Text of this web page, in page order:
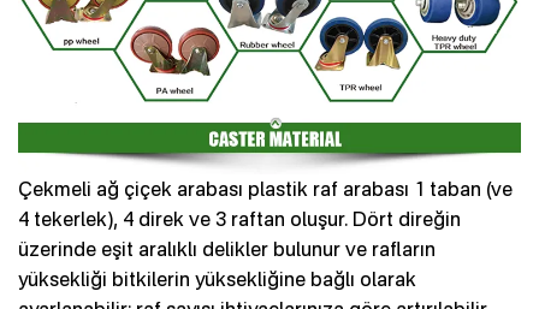
Çekmeli ağ çiçek arabası plastik raf arabası 1 taban (ve
4 tekerlek), 4 direk ve 3 raftan oluşur. Dört direğin
üzerinde eşit aralıklı delikler bulunur ve rafların
yüksekliği bitkilerin yüksekliğine bağlı olarak